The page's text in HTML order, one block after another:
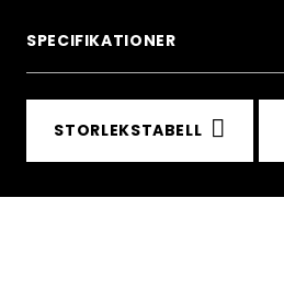
SPECIFIKATIONER
STORLEKSTABELL